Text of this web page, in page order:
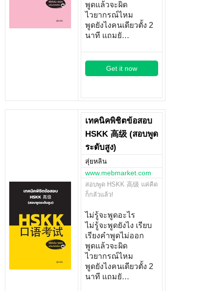
พูดแล้วจะผิด
ไวยากรณ์ไหม
พูดยังไงคนเดียวตั้ง 2
นาที แถมยั…
Get it now
เทคนิคพิชิตข้อสอบ
HSKK 高级 (สอบพูด
ระดับสูง)
สุ่ยหลิน
www.mebmarket.com
สอบพูด HSKK 高级 แค่คิด
ก็กลัวแล้ว!
ไม่รู้จะพูดอะไร
ไม่รู้จะพูดยังไง เรียบ
เรียงคำพูดไม่ออก
พูดแล้วจะผิด
ไวยากรณ์ไหม
พูดยังไงคนเดียวตั้ง 2
นาที แถมยั…